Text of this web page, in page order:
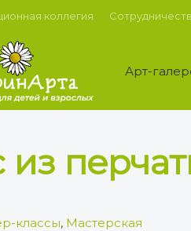
коллегия
Арт-
классы, Мастерская